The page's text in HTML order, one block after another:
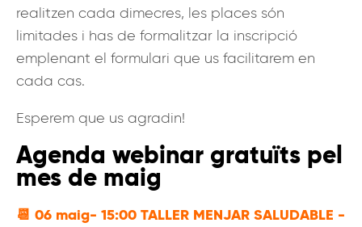
realitzen cada dimecres, les places són
limitades i has de formalitzar la inscripció
emplenant el formulari que us facilitarem en
cada cas.
Esperem que us agradin!
Agenda webinar gratuïts pel
mes de maig
📆 06 maig- 15:00 TALLER MENJAR SALUDABLE -